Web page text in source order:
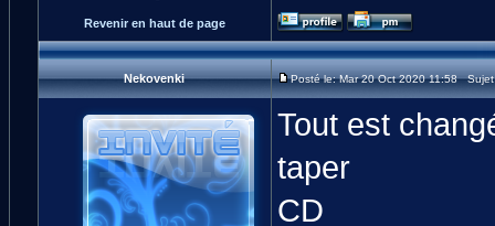
Revenir en haut de page
Nekovenki Posté le: Mar 20 Oct 2020 11:58 Sujet
Tout est
taper
CD